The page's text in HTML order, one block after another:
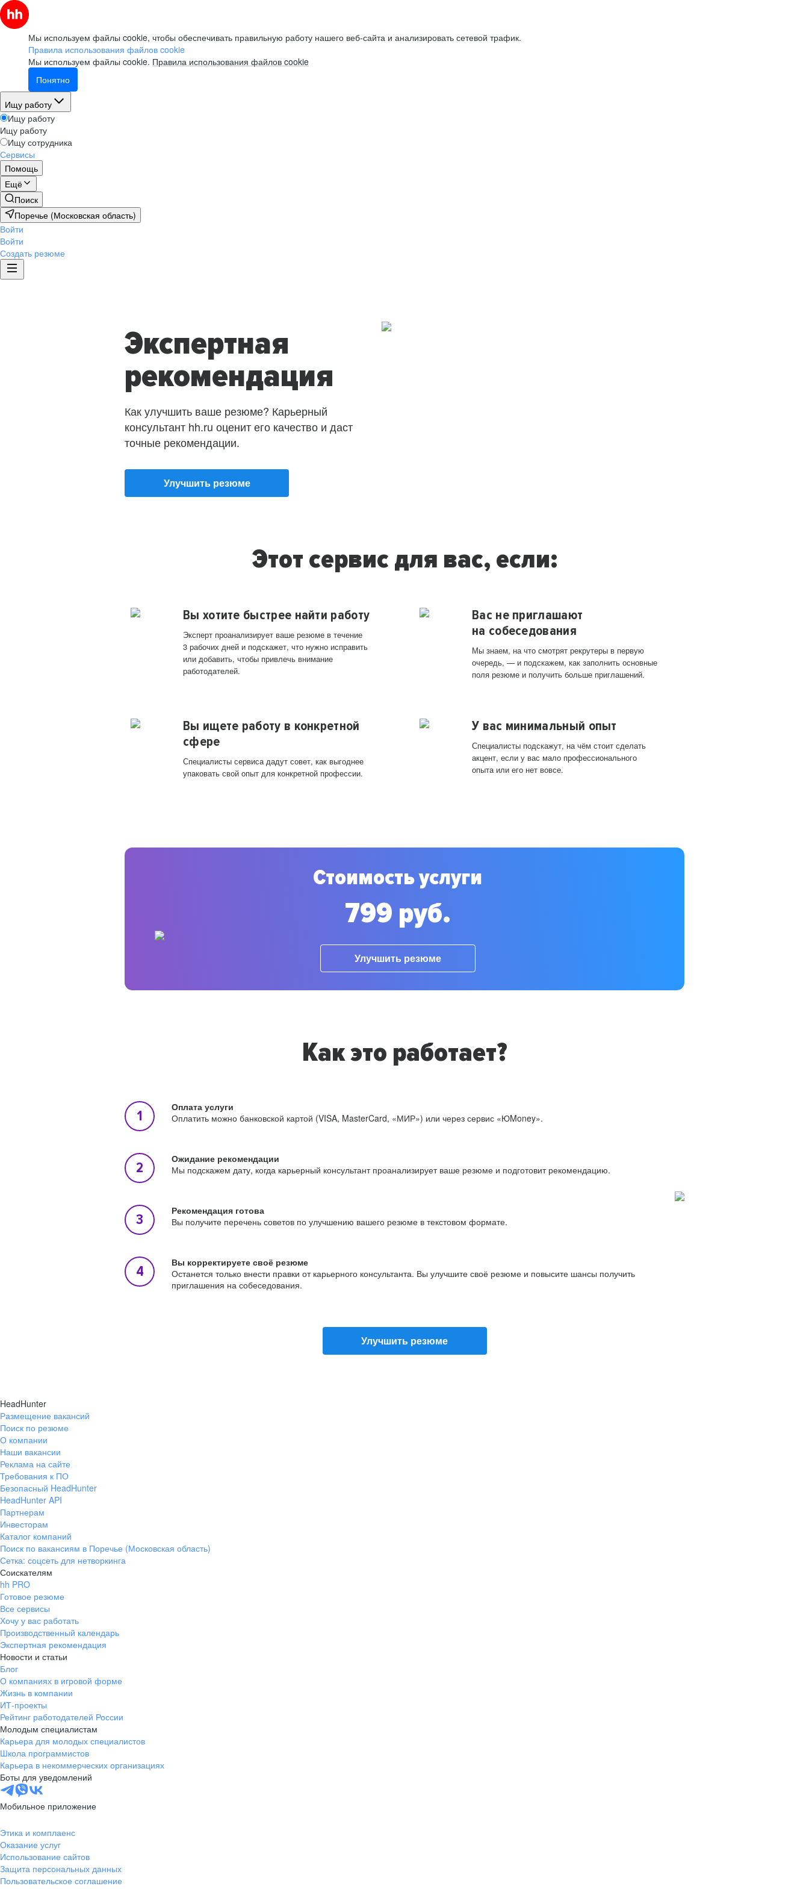
Мы используем файлы cookie, чтобы обеспечивать правильную работу нашего веб-сайта и анализировать сетевой трафик.
Правила использования файлов cookie
Мы используем файлы cookie. Правила использования файлов cookie
Понятно
Ищу работу
Ищу работу
Ищу работу
Ищу сотрудника
Сервисы
Помощь
Ещё
Поиск
Поречье (Московская область)
Войти
Войти
Создать резюме
Экспертная
рекомендация
Как улучшить ваше резюме? Карьерный
консультант hh.ru оценит его качество и даст
точные рекомендации.
Улучшить резюме
Этот сервис для вас, если:
Вы хотите быстрее найти работу
Эксперт проанализирует ваше резюме в течение
3 рабочих дней и подскажет, что нужно исправить
или добавить, чтобы привлечь внимание
работодателей.
Вас не приглашают
на собеседования
Мы знаем, на что смотрят рекрутеры в первую
очередь, — и подскажем, как заполнить основные
поля резюме и получить больше приглашений.
Вы ищете работу в конкретной
сфере
Специалисты сервиса дадут совет, как выгоднее
упаковать свой опыт для конкретной профессии.
У вас минимальный опыт
Специалисты подскажут, на чём стоит сделать
акцент, если у вас мало профессионального
опыта или его нет вовсе.
Стоимость услуги
799 руб.
Улучшить резюме
Как это работает?
Оплата услуги
Оплатить можно банковской картой (VISA, MasterCard, «МИР») или через сервис «ЮMoney».
Ожидание рекомендации
Мы подскажем дату, когда карьерный консультант проанализирует ваше резюме и подготовит рекомендацию.
Рекомендация готова
Вы получите перечень советов по улучшению вашего резюме в текстовом формате.
Вы корректируете своё резюме
Останется только внести правки от карьерного консультанта. Вы улучшите своё резюме и повысите шансы получить
приглашения на собеседования.
Улучшить резюме
HeadHunter
Размещение вакансий
Поиск по резюме
О компании
Наши вакансии
Реклама на сайте
Требования к ПО
Безопасный HeadHunter
HeadHunter API
Партнерам
Инвесторам
Каталог компаний
Поиск по вакансиям в Поречье (Московская область)
Сетка: соцсеть для нетворкинга
Соискателям
hh PRO
Готовое резюме
Все сервисы
Хочу у вас работать
Производственный календарь
Экспертная рекомендация
Новости и статьи
Блог
О компаниях в игровой форме
Жизнь в компании
ИТ-проекты
Рейтинг работодателей России
Молодым специалистам
Карьера для молодых специалистов
Школа программистов
Карьера в некоммерческих организациях
Боты для уведомлений
Мобильное приложение
Этика и комплаенс
Оказание услуг
Использование сайтов
Защита персональных данных
Пользовательское соглашение